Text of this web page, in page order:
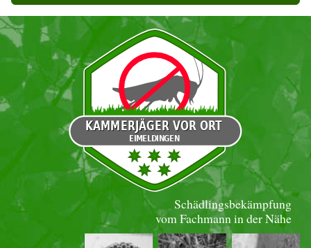
Schädlingsbekämpfung
vom Fachmann in der Nähe